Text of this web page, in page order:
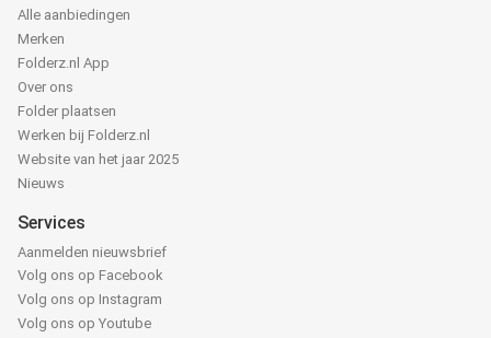
Alle aanbiedingen
Merken
Folderz.nl App
Over ons
Folder plaatsen
Werken bij Folderz.nl
Website van het jaar 2025
Nieuws
Services
Aanmelden nieuwsbrief
Volg ons op Facebook
Volg ons op Instagram
Volg ons op Youtube